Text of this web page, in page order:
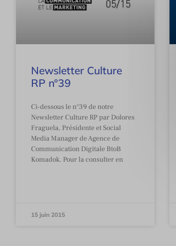
Newsletter Culture
RP n°39
Ci-dessous le n°39 de notre
Newsletter Culture RP par Dolores
Fraguela, Présidente et Social
Media Manager de Agence de
Communication Digitale BtoB
Komadok. Pour la consulter en
15 juin 2015